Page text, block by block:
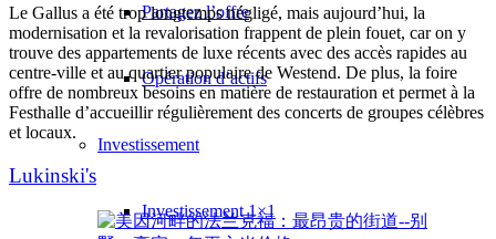
Partagez l’offre
Opération d’actifs
Investissement
Investissement 1×1
Le Gallus a été trop longtemps négligé, mais aujourd’hui, la
modernisation et la revalorisation frappent de plein fouet, car on y
trouve des appartements de luxe récents avec des accès rapides au
centre-ville et au quartier populaire de Westend. De plus, la foire
offre de nombreux besoins en matière de restauration et permet à la
Festhalle d’accueillir régulièrement des concerts de groupes célèbres
et locaux.
Lukinski's